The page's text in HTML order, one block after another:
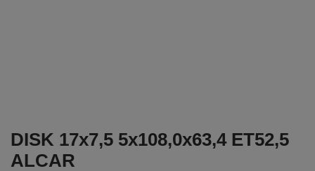
DISK 17x7,5 5x108,0x63,4 ET52,5
ALCAR